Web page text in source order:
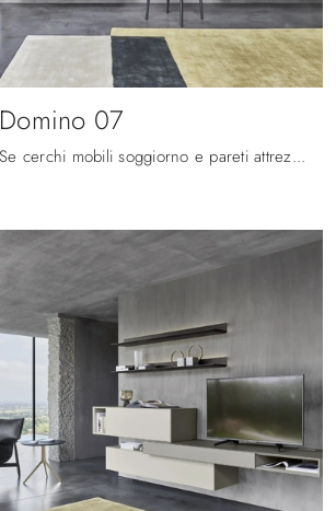
Domino 07
Se cerchi mobili soggiorno e pareti attrezzate moderne, opta per il modello Domino 07 di Sangiacomo: clicca e ottieni informazioni!